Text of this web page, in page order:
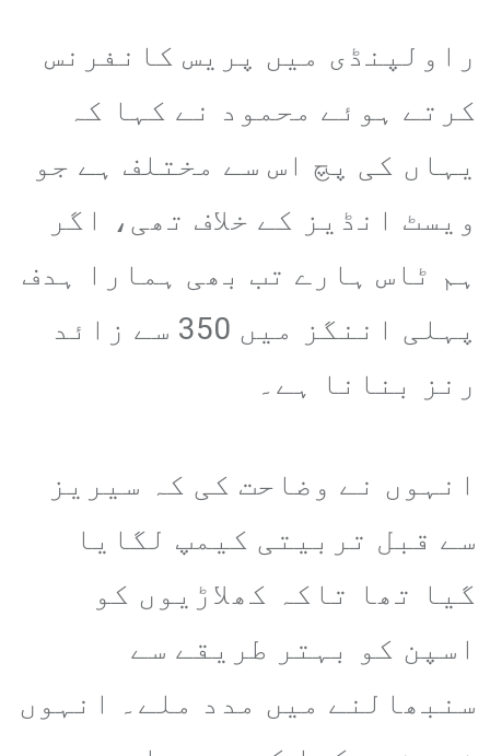
راولپنڈی میں پریس کانفرنس
کرتے ہوئے محمود نے کہا کہ
یہاں کی پچ اس سے مختلف ہے جو
ویسٹ انڈیز کے خلاف تھی، اگر
ہم ٹاس ہارے تب بھی ہمارا ہدف
پہلی اننگز میں 350 سے زائد
رنز بنانا ہے۔
انہوں نے وضاحت کی کہ سیریز
سے قبل تربیتی کیمپ لگایا
گیا تھا تاکہ کھلاڑیوں کو
اسپن کو بہتر طریقے سے
سنبھالنے میں مدد ملے۔ انہوں